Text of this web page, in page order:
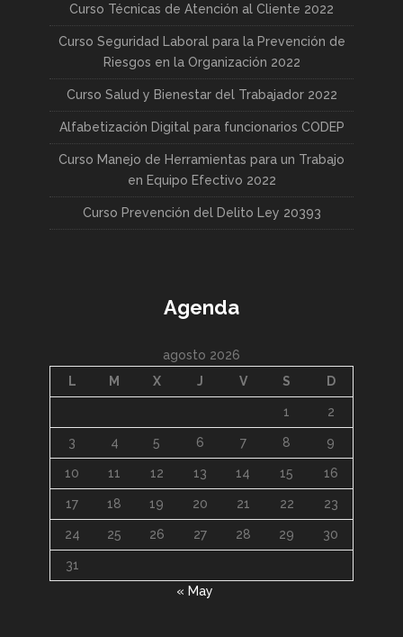
Curso Técnicas de Atención al Cliente 2022
Curso Seguridad Laboral para la Prevención de
Riesgos en la Organización 2022
Curso Salud y Bienestar del Trabajador 2022
Alfabetización Digital para funcionarios CODEP
Curso Manejo de Herramientas para un Trabajo
en Equipo Efectivo 2022
Curso Prevención del Delito Ley 20393
Agenda
agosto 2026
L
M X J V S D
1 2
3 4 5 6 7 8 9
10 11 12 13 14 15 16
17 18 19 20 21 22 23
24 25 26 27 28 29 30
31
« May